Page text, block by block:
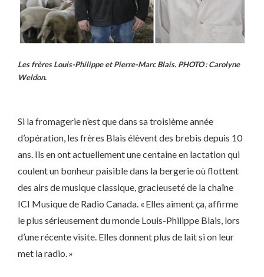
Les frères Louis-Philippe et Pierre-Marc Blais. PHOTO : Carolyne
Weldon.
Si la fromagerie n’est que dans sa troisième année
d’opération, les frères Blais élèvent des brebis depuis 10
ans. Ils en ont actuellement une centaine en lactation qui
coulent un bonheur paisible dans la bergerie où flottent
des airs de musique classique, gracieuseté de la chaîne
ICI Musique de Radio Canada. « Elles aiment ça, affirme
le plus sérieusement du monde Louis-Philippe Blais, lors
d’une récente visite. Elles donnent plus de lait si on leur
met la radio. »